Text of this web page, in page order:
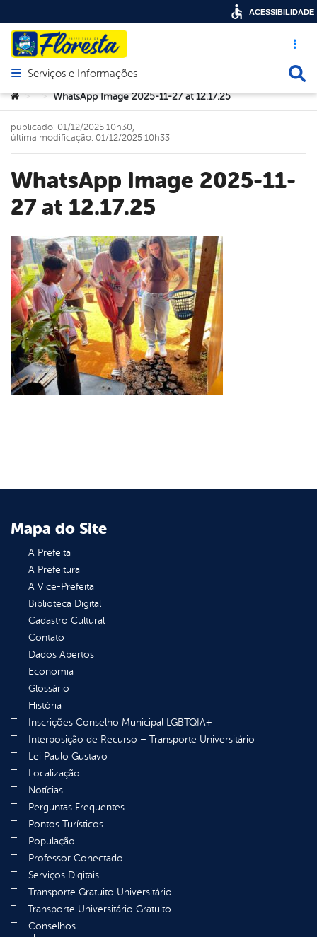
Acesso
Abrir menu principal de navegação
Serviços e Informações
Você está aqui:
> > WhatsApp Image 2025-11-27 at 12.17.25
WhatsApp Image 2025-11-
27 at 12.17.25
publicado: 01/12/2025 10h30,
última modificação: 01/12/2025 10h33
Mapa do Site
A Prefeita
A Prefeitura
A Vice-Prefeita
Biblioteca Digital
Cadastro Cultural
Contato
Dados Abertos
Economia
Glossário
História
Inscrições Conselho Municipal LGBTQIA+
Interposição de Recurso – Transporte Universitário
Lei Paulo Gustavo
Localização
Notícias
Perguntas Frequentes
Pontos Turísticos
População
Professor Conectado
Serviços Digitais
Transporte Gratuito Universitário
Transporte Universitário Gratuito
Conselhos
ACESSIBILIDADE